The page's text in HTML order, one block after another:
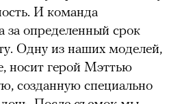
И команда
за определенный срок
Одну из наших моделей,
носит герой Мэттью
созданную специально